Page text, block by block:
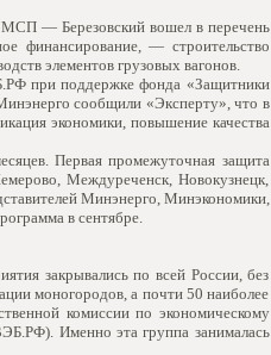
МСП — Березовский вошел в перечень
финансирование, — строительство
элементов грузовых вагонов.
при поддержке фонда «Защитники
сообщили «Эксперту», что в
экономики, повышение качества
Первая промежуточная защита
Междуреченск, Новокузнецк,
Минэнерго, Минэкономики,
в сентябре.
закрывались по всей России, без
моногородов, а почти 50 наиболее
комиссии по экономическому
Именно эта группа занималась